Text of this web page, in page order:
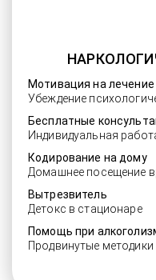
Мотивация на
Убеждение
Бесплатные
Индивидуальная
Кодирование на дому
Домашнее посещение
Вытрезвитель
Детокс в стационаре
Помощь при
Продвинутые методики